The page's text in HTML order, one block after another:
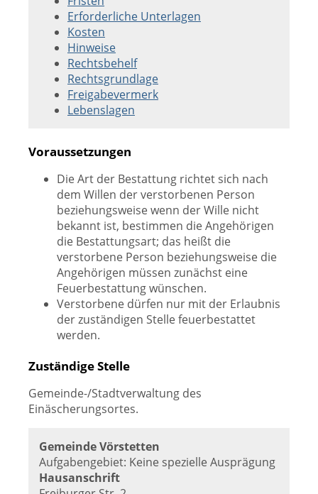
Erforderliche Unterlagen
Kosten
Hinweise
Rechtsbehelf
Rechtsgrundlage
Freigabevermerk
Lebenslagen
Voraussetzungen
Die Art der Bestattung richtet sich nach
dem Willen der verstorbenen Person
beziehungsweise wenn der Wille nicht
bekannt ist, bestimmen die Angehörigen
die Bestattungsart; das heißt die
verstorbene Person beziehungsweise die
Angehörigen müssen zunächst eine
Feuerbestattung wünschen.
Verstorbene dürfen nur mit der Erlaubnis
der zuständigen Stelle feuerbestattet
werden.
Zuständige Stelle
Gemeinde-/Stadtverwaltung des
Einäscherungsortes.
Gemeinde Vörstetten
Aufgabengebiet: Keine spezielle Ausprägung
Hausanschrift